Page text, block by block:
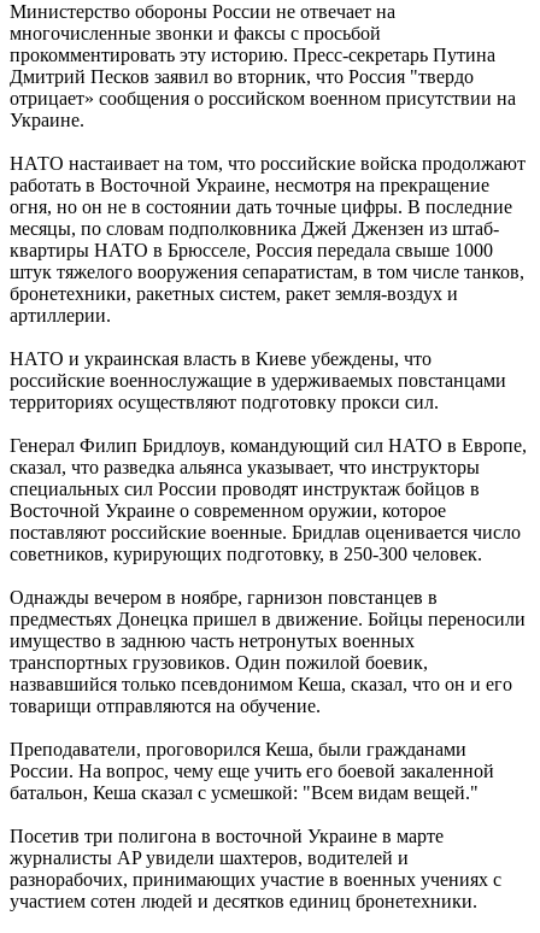
Министерство обороны России не отвечает на
многочисленные звонки и факсы с просьбой
прокомментировать эту историю. Пресс-секретарь Путина
Дмитрий Песков заявил во вторник, что Россия "твердо
отрицает» сообщения о российском военном присутствии на
Украине.
НАТО настаивает на том, что российские войска продолжают
работать в Восточной Украине, несмотря на прекращение
огня, но он не в состоянии дать точные цифры. В последние
месяцы, по словам подполковника Джей Джензен из штаб-
квартиры НАТО в Брюсселе, Россия передала свыше 1000
штук тяжелого вооружения сепаратистам, в том числе танков,
бронетехники, ракетных систем, ракет земля-воздух и
артиллерии.
НАТО и украинская власть в Киеве убеждены, что
российские военнослужащие в удерживаемых повстанцами
территориях осуществляют подготовку прокси сил.
Генерал Филип Бридлоув, командующий сил НАТО в Европе,
сказал, что разведка альянса указывает, что инструкторы
специальных сил России проводят инструктаж бойцов в
Восточной Украине о современном оружии, которое
поставляют российские военные. Бридлав оценивается число
советников, курирующих подготовку, в 250-300 человек.
Однажды вечером в ноябре, гарнизон повстанцев в
предместьях Донецка пришел в движение. Бойцы переносили
имущество в заднюю часть нетронутых военных
транспортных грузовиков. Один пожилой боевик,
назвавшийся только псевдонимом Кеша, сказал, что он и его
товарищи отправляются на обучение.
Преподаватели, проговорился Кеша, были гражданами
России. На вопрос, чему еще учить его боевой закаленной
батальон, Кеша сказал с усмешкой: "Всем видам вещей."
Посетив три полигона в восточной Украине в марте
журналисты AP увидели шахтеров, водителей и
разнорабочих, принимающих участие в военных учениях с
участием сотен людей и десятков единиц бронетехники.